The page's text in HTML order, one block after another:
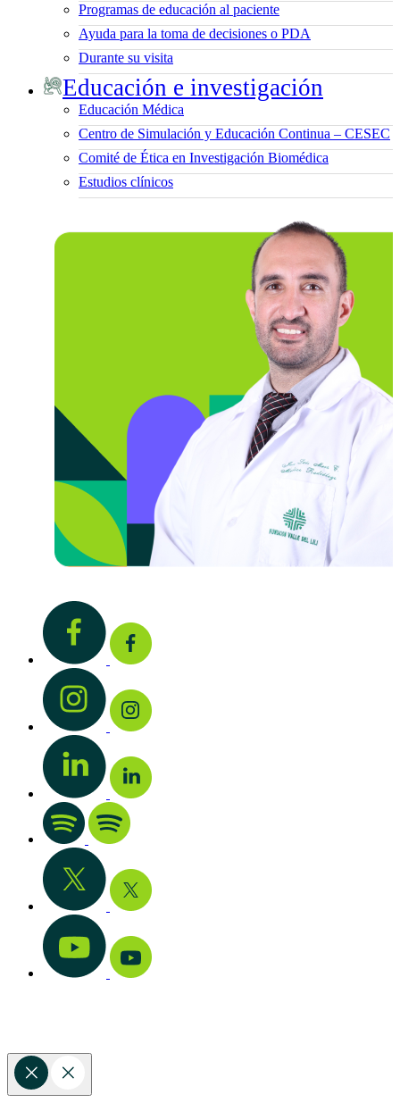
Programas de educación al paciente
Ayuda para la toma de decisiones o PDA
Durante su visita
Educación e investigación
Educación Médica
Centro de Simulación y Educación Continua – CESEC
Comité de Ética en Investigación Biomédica
Estudios clínicos